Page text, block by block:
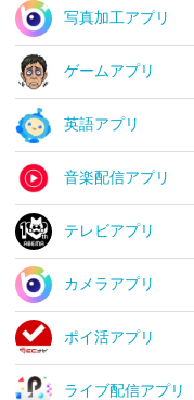
写真加工アプリ
ゲームアプリ
英語アプリ
音楽配信アプリ
テレビアプリ
カメラアプリ
ポイ活アプリ
ライブ配信アプリ